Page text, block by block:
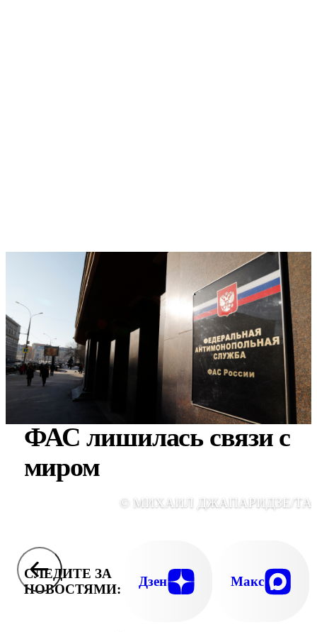
ФАС лишилась связи с
миром
© МИХАИЛ ДЖАПАРИДЗЕ/
СЛЕДИТЕ ЗА
НОВОСТЯМИ:
Дзен Макс